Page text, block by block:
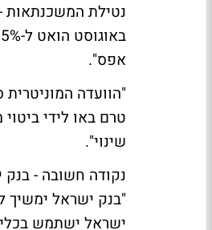
אפס".
טרם באו לידי
שינוי".
נקודה חשובה -
"בנק ישראל ימשיך
ישראל ישתמש